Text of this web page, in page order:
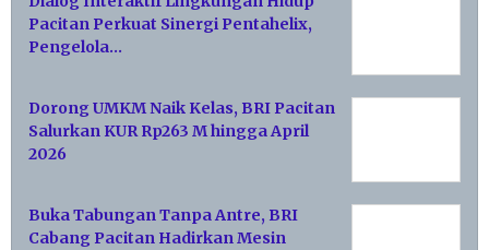
Pacitan Perkuat Sinergi Pentahelix,
Pengelola…
Dorong UMKM Naik Kelas, BRI Pacitan
Salurkan KUR Rp263 M hingga April
2026
Buka Tabungan Tanpa Antre, BRI
Cabang Pacitan Hadirkan Mesin